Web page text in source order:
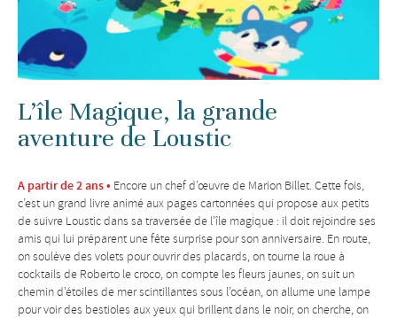
L’île Magique, la grande
aventure de Loustic
A partir de 2 ans • Encore un chef d’œuvre de Marion Billet. Cette fois,
c’est un grand livre animé aux pages cartonnées qui propose aux petits
de suivre Loustic dans sa traversée de l’île magique : il doit rejoindre ses
amis qui lui préparent une fête surprise pour son anniversaire. En route,
on soulève des volets pour ouvrir des placards, on tourne la roue à
cocktails de Roberto le croco, on compte les fleurs jaunes, on suit un
chemin d’étoiles de mer scintillantes sous l’océan, on allume une lampe
pour voir des bestioles aux yeux qui brillent dans le noir, on cherche, on